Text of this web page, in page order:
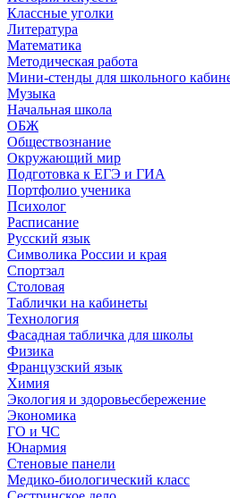
Классные уголки
Литература
Математика
Методическая работа
Мини-стенды для школьного
Музыка
Начальная школа
ОБЖ
Обществознание
Окружающий мир
Подготовка к ЕГЭ и ГИА
Портфолио ученика
Психолог
Расписание
Русский язык
Символика России и края
Спортзал
Столовая
Таблички на кабинеты
Технология
Фасадная табличка для школы
Физика
Французский язык
Химия
Экология и здоровьесбережение
Экономика
ГО и ЧС
Юнармия
Стеновые панели
Медико-биологический класс